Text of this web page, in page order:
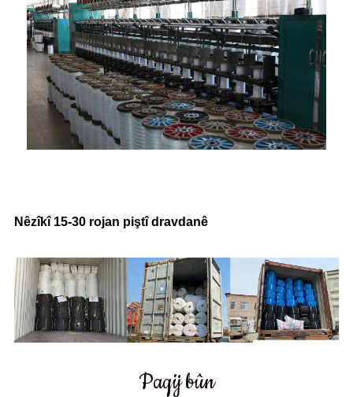
Nêzîkî 15-30 rojan piştî dravdanê
Paqij bûn